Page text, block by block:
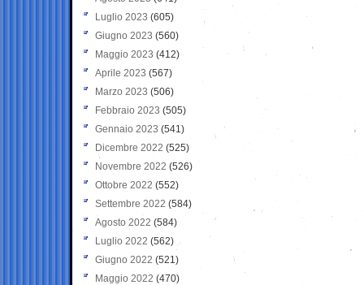
Luglio 2023 (605)
Giugno 2023 (560)
Maggio 2023 (412)
Aprile 2023 (567)
Marzo 2023 (506)
Febbraio 2023 (505)
Gennaio 2023 (541)
Dicembre 2022 (525)
Novembre 2022 (526)
Ottobre 2022 (552)
Settembre 2022 (584)
Agosto 2022 (584)
Luglio 2022 (562)
Giugno 2022 (521)
Maggio 2022 (470)